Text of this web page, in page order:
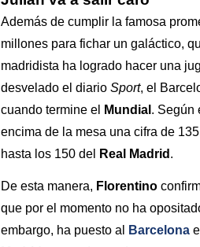
Además de cumplir la famosa
millones para fichar un galáctico,
madridista ha logrado hacer una
desvelado el diario Sport, el
cuando termine el
Mundial . Según
encima de la mesa una cifra de
hasta los 150 del
Real Madrid .
De esta manera, Florentino
que por el momento no ha
embargo, ha puesto al
Barcelona